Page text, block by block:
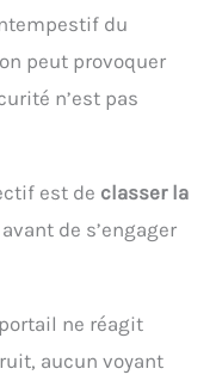
du
peut provoquer
n’est pas
est de classer la
avant de s’engager
ne réagit
aucun voyant